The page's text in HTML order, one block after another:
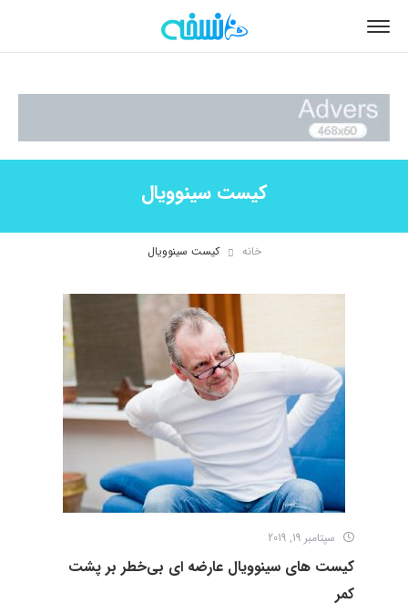
کیست سینوویال
خانه کیست سینوویال
سپتامبر 19, 2019
کیست های سینوویال عارضه ای بی‌خطر بر پشت
کمر